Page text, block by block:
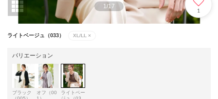
1 /17
1
ライトベージュ（033） XL/LL ×
バリエーション
ブラック
オフ（00
ライトベー